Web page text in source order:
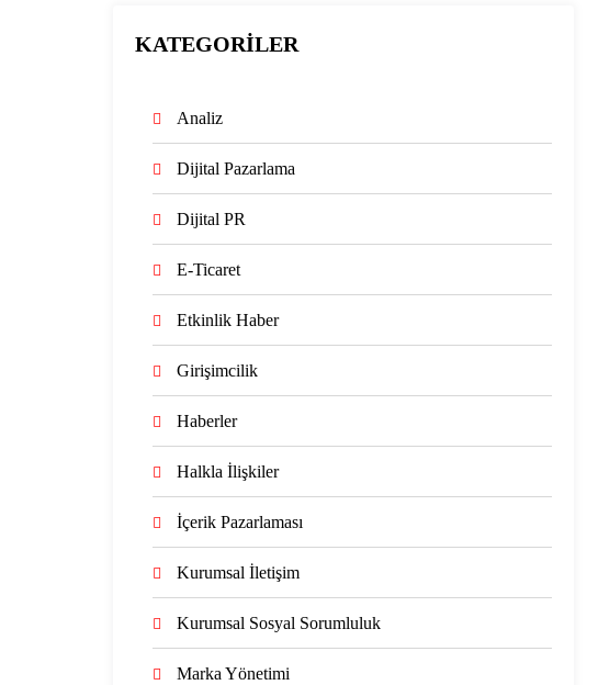
KATEGORİLER
Analiz
Dijital Pazarlama
Dijital PR
E-Ticaret
Etkinlik Haber
Girişimcilik
Haberler
Halkla İlişkiler
İçerik Pazarlaması
Kurumsal İletişim
Kurumsal Sosyal Sorumluluk
Marka Yönetimi